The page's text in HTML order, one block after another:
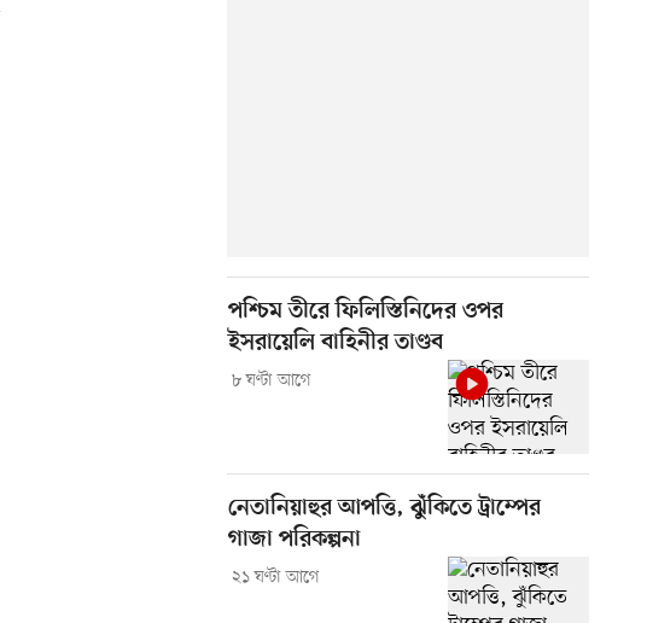
পশ্চিম তীরে ফিলিস্তিনিদের ওপর
ইসরায়েলি বাহিনীর তাণ্ডব
৮ ঘণ্টা আগে
নেতানিয়াহুর আপত্তি, ঝুঁকিতে ট্রাম্পের
গাজা পরিকল্পনা
২১ ঘণ্টা আগে